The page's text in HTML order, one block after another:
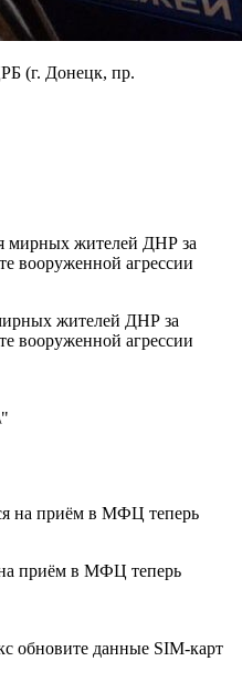
(г. Донецк, пр.
жителей ДНР за
вооруженной агрессии
приём в МФЦ теперь